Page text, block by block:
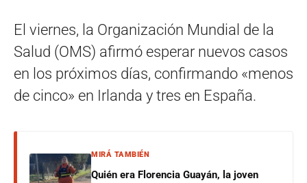
El viernes, la Organización Mundial de la
Salud (OMS) afirmó esperar nuevos casos
en los próximos días, confirmando «menos
de cinco» en Irlanda y tres en España.
MIRÁ TAMBIÉN
Quién era Florencia Guayán, la joven